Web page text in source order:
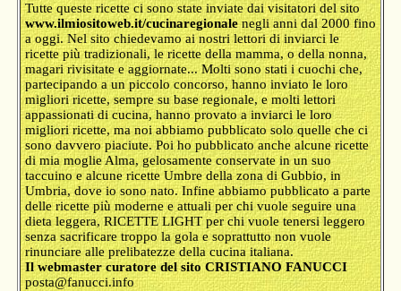
Tutte queste ricette ci sono state inviate dai visitatori del sito
www.ilmiositoweb.it/cucinaregionalenegli anni dal 2000 fino
a oggi. Nel sito chiedevamo ai nostri lettori di inviarci le
ricette più tradizionali, le ricette della mamma, o della nonna,
magari rivisitate e aggiornate... Molti sono stati i cuochi che,
partecipando a un piccolo concorso, hanno inviato le loro
migliori ricette, sempre su base regionale, e molti lettori
appassionati di cucina, hanno provato a inviarci le loro
migliori ricette, ma noi abbiamo pubblicato solo quelle che ci
sono davvero piaciute. Poi ho pubblicato anche alcune ricette
di mia moglie Alma, gelosamente conservate in un suo
taccuino e alcune ricette Umbre della zona di Gubbio, in
Umbria, dove io sono nato. Infine abbiamo pubblicato a parte
delle ricette più moderne e attuali per chi vuole seguire una
dieta leggera, RICETTE LIGHT per chi vuole tenersi leggero
senza sacrificare troppo la gola e soprattutto non vuole
rinunciare alle prelibatezze della cucina italiana.
Il webmaster curatore del sito CRISTIANO FANUCCI
posta@fanucci.info